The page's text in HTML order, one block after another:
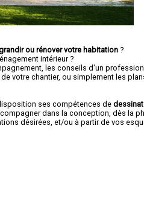
ou rénover votre habitation ?
intérieur ?
les conseils d'un
votre chantier, ou simplement les
ses compétences de
dans la conception, dès la
désirées, et/ou à partir de vos